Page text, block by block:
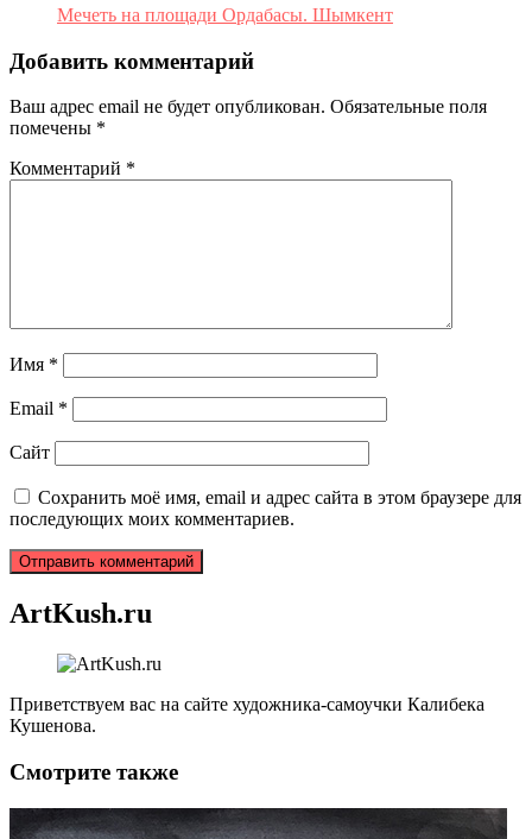
Мечеть на площади Ордабасы. Шымкент
Добавить комментарий
Ваш адрес email не будет опубликован. Обязательные поля
помечены *
Комментарий *
Имя *
Email *
Сайт
Сохранить моё имя, email и адрес сайта в этом браузере для
последующих моих комментариев.
ArtKush.ru
Приветствуем вас на сайте художника-самоучки Калибека
Кушенова.
Смотрите также